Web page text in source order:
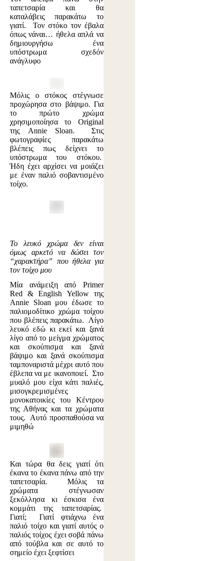
ταπετσαρία και θα
καταλάβεις παρακάτω το
γιατί. Τον στόκο τον έβαλα
όπως νάναι… ήθελα απλά να
δημιουργήσω ένα
υπόστρωμα σχεδόν
ανάγλυφο
Μόλις ο στόκος στέγνωσε
προχώρησα στο βάψιμο. Για
το πρώτο χρώμα
χρησιμοποίησα το Original
της Annie Sloan. Στις
φωτογραφίες παρακάτω
βλέπεις πως δείχνει το
υπόστρωμα του στόκου.
Ήδη έχει αρχίσει να μοιάζει
με έναν παλιό σοβαντισμένο
τοίχο.
Το λευκό χρώμα δεν είναι
όμως αρκετό να δώσει τον
“χαρακτήρα” που ήθελα για
τον τοίχο μου
Μία ανάμειξη από Primer
Red & English Yellow της
Annie Sloan μου έδωσε το
παλιομοδίτικο χρώμα τοίχου
που βλέπεις παρακάτω. Λίγο
λευκό εδώ κι εκεί και ξανά
λίγο από το μείγμα χρώματος
και σκούπισμα και ξανά
βάψιμο και ξανά σκούπισμα
ταμποναριστά μέχρι αυτό που
έβλεπα να με ικανοποιεί. Στο
μυαλό μου είχα κάτι παλιές,
μισογκρεμισμένες
μονοκατοικίες του Κέντρου
της Αθήνας και τα χρώματα
τους. Αυτό προσπαθούσα να
μιμηθώ
Και τώρα θα δεις γιατί ότι
έκανα το έκανα πάνω από την
ταπετσαρία. Μόλις τα
χρώματα στέγνωσαν
ξεκόλλησα κι έσκισα ένα
κομμάτι της ταπετσαρίας.
Γιατί; Γιατί φτιάχνω ένα
παλιό τοίχο και γιατί αυτός ο
παλιός τοίχος έχει σοβά πάνω
από τούβλα και σε αυτό το
σημείο έχει ξεφτίσει